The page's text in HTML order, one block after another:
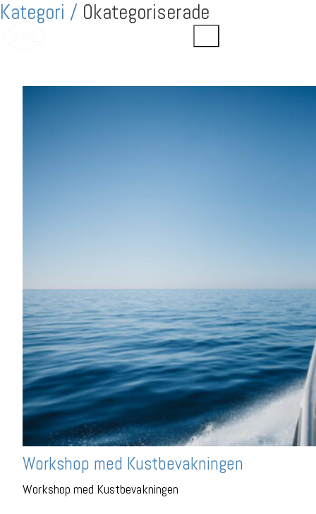
Kategori / Okategoriserade
Workshop med Kustbevakningen
Workshop med Kustbevakningen